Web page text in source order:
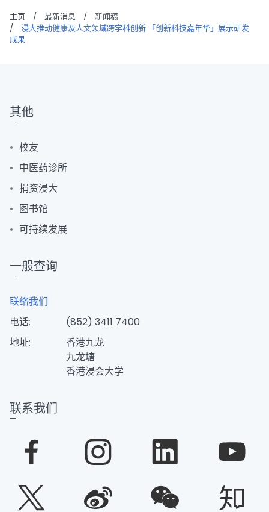
主页 / 最新消息 /
新闻稿
/
浸大推动健康及人文领域跨学科创新 「创新科技嘉年华」展示研发
成果
其他
校友
中医药诊所
捐资浸大
图书馆
可持续发展
一般查询
联络我们
电话:
(852) 3411 7400
地址:
香港九龙
九龙塘
香港浸会大学
联系我们